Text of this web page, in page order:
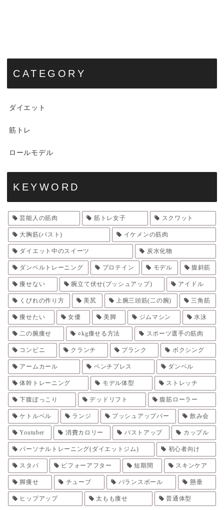
CATEGORY
ダイエット
筋トレ
ロールモデル
KEYWORD
芸能人の筋肉 筋トレ女子 スクワット
大胸筋(バスト) イケメンの筋肉
ダイエット中のスイーツ 炭水化物
ダンベルトレーニング プロテイン モデル 腹斜筋
痩せない 腕立て伏せ(プッシュアップ) アイドル
くびれの作り方 美尻 上腕三頭筋(二の腕) 三角筋
痩せたい 女優 美脚 ジムマシン 水泳
二の腕痩せ ○kg痩せる方法 スポーツ選手の筋肉
コンビニ クランチ プランク ボクシング
アームカール ベンチプレス ダンベル
体幹トレーニング モデル体型 ストレッチ
下腹ぽっこり デッドリフト 腹筋ローラー
ケトルベル ランジ プッシュアップバー 飲み会
Youtuber 消費カロリー バストアップ カップル
パーソナルトレーニング(ダイエットジム) 初心者向け
スタバ ビフォーアフター 短期間 スキンケア
脚痩せ チューブ バランスボール 懸垂
ヒップアップ 太もも痩せ 普通体型